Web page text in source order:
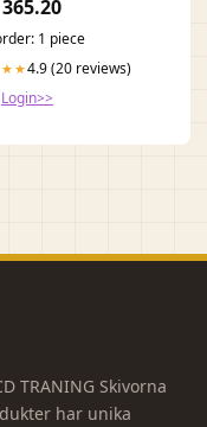
1 piece
4.9 (20 reviews)
Login>>
TRANING Skivorna
har unika